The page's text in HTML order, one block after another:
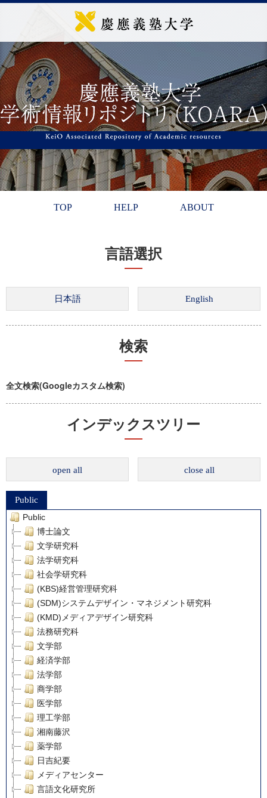
TOP HELP ABOUT
言語選択
検索
全文検索(Googleカスタム検索)
インデックスツリー
open all close all
Public
Public
博士論文
文学研究科
法学研究科
社会学研究科
(KBS)経営管理研究科
(SDM)システムデザイン・マネジメント研究科
(KMD)メディアデザイン研究科
法務研究科
文学部
経済学部
法学部
商学部
医学部
理工学部
湘南藤沢
薬学部
日吉紀要
メディアセンター
言語文化研究所